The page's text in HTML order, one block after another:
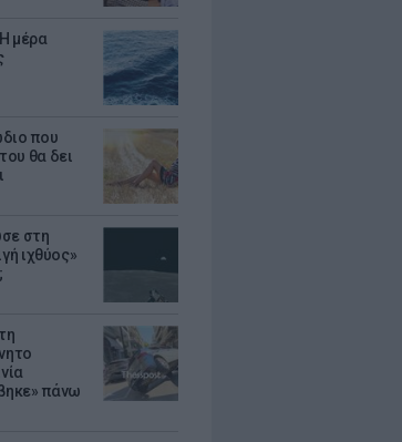
μέρα
που
θα δει
στη
ιχθύος»
πάνω